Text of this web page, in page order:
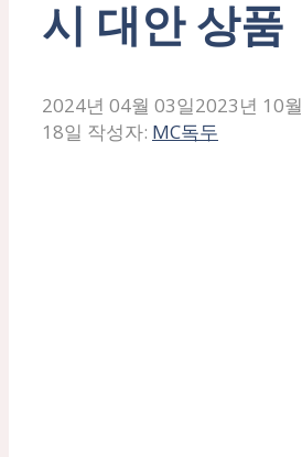
시 대안 상품
2024년 04월 03일2023년 10월
18일 작성자: MC독두